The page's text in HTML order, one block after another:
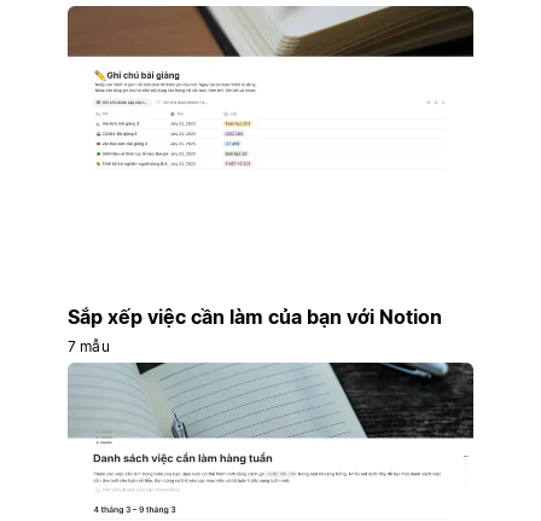
Sắp xếp việc cần làm của bạn với Notion
7 mẫu